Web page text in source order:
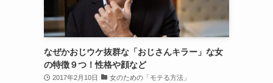
なぜかおじウケ抜群な「おじさんキラー」な女
の特徴９つ！性格や顔など
2017年2月10日 女のための「モテる方法」